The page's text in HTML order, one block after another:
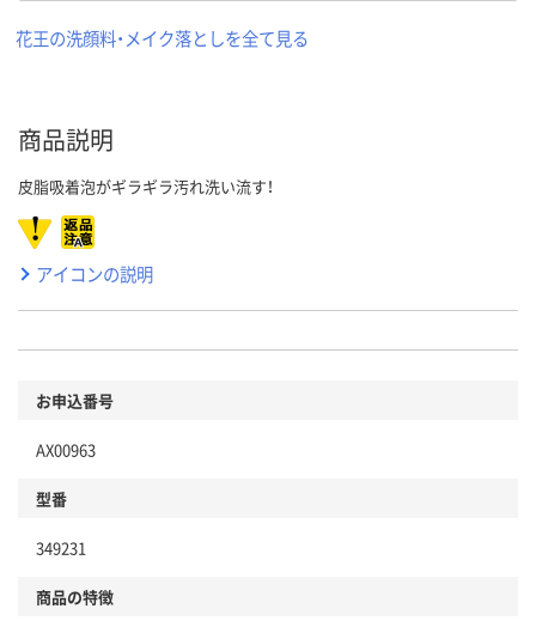
花王の洗顔料・メイク落としを全て見る
商品説明
皮脂吸着泡がギラギラ汚れ洗い流す！
アイコンの説明
お申込番号
AX00963
型番
349231
商品の特徴